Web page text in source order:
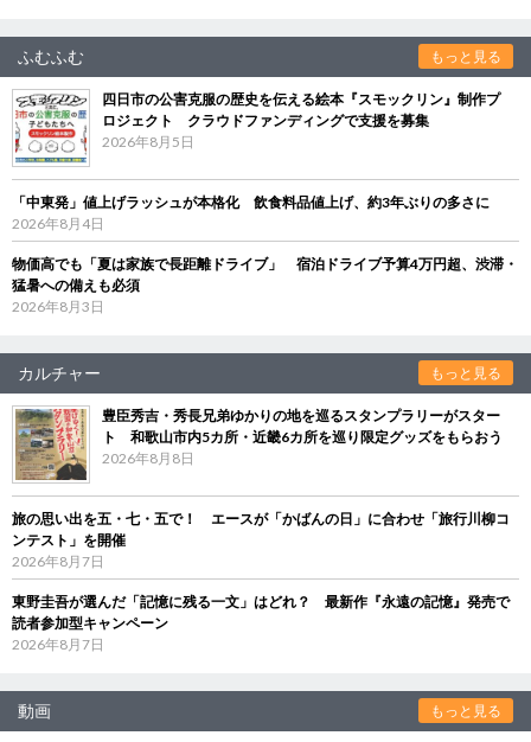
ふむふむ もっと見る
四日市の公害克服の歴史を伝える絵本『スモックリン』制作プ
ロジェクト クラウドファンディングで支援を募集
2026年8月5日
「中東発」値上げラッシュが本格化 飲食料品値上げ、約3年ぶりの多さに
2026年8月4日
物価高でも「夏は家族で長距離ドライブ」 宿泊ドライブ予算4万円超、渋滞・
猛暑への備えも必須
2026年8月3日
カルチャー もっと見る
豊臣秀吉・秀長兄弟ゆかりの地を巡るスタンプラリーがスター
ト 和歌山市内5カ所・近畿6カ所を巡り限定グッズをもらおう
2026年8月8日
旅の思い出を五・七・五で！ エースが「かばんの日」に合わせ「旅行川柳コ
ンテスト」を開催
2026年8月7日
東野圭吾が選んだ「記憶に残る一文」はどれ？ 最新作『永遠の記憶』発売で
読者参加型キャンペーン
2026年8月7日
動画 もっと見る